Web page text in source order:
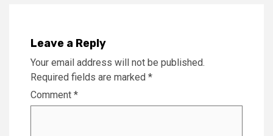
Leave a Reply
Your email address will not be published.
Required fields are marked *
Comment *